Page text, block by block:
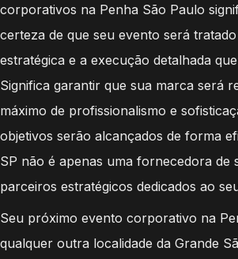
corporativos na Penha São Paulo
certeza de que seu evento será
estratégica e a execução detalhada
Significa garantir que sua marca será
máximo de profissionalismo e
objetivos serão alcançados de forma
SP não é apenas uma fornecedora de
parceiros estratégicos dedicados ao
Seu próximo evento corporativo na
qualquer outra localidade da Grande